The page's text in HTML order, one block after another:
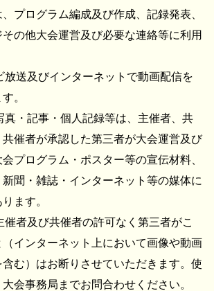
プログラム編成及び作成、記録発表、
の他大会運営及び必要な連絡等に利用
放送及びインターネットで動画配信を
。
真・記事・個人記録等は、主催者、共
催者が承認した第三者が大会運営及び
プログラム・ポスター等の宣伝材料、
聞・雑誌・インターネット等の媒体に
ます。
催者及び共催者の許可なく第三者がこ
インターネット上において画像や動画
む）はお断りさせていただきます。使
会事務局までお問合わせください。